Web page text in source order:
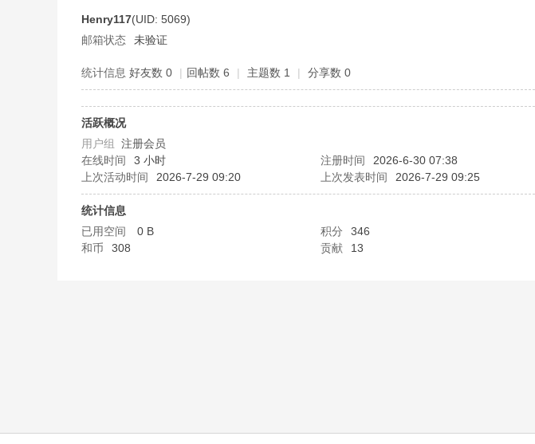
真
Henry117(UID: 5069)
邮箱状态
未验证
统计信息 好友数 0 | 回帖数 6 | 主题数 1 | 分享数 0
活跃概况
用户组 注册会员
在线时间
3 小时 注册时间 2026-6-30 07:38
上次活动时间
2026-7-29 09:20 上次发表时间 2026-7-29 09:25
统计信息
已用空间
0 B 积分 346
和币
308 贡献 13